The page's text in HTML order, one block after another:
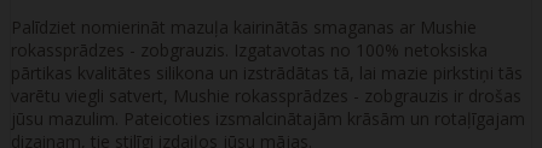
Palīdziet nomierināt mazuļa kairinātās smaganas ar Mushie
rokassprādzes - zobgrauzis. Izgatavotas no 100% netoksiska
pārtikas kvalitātes silikona un izstrādātas tā, lai mazie pirkstiņi tās
varētu viegli satvert, Mushie rokassprādzes - zobgrauzis ir drošas
jūsu mazulim. Pateicoties izsmalcinātajām krāsām un rotaļīgajam
dizainam, tie stilīgi izdaiļos jūsu mājas.